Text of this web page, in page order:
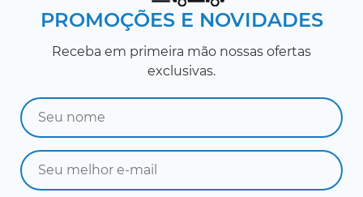
PROMOÇÕES E NOVIDADES
Receba em primeira mão nossas ofertas
exclusivas.